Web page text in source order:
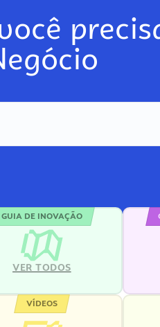
GUIA DE INOVAÇÃO
VER TODOS
VÍDEOS